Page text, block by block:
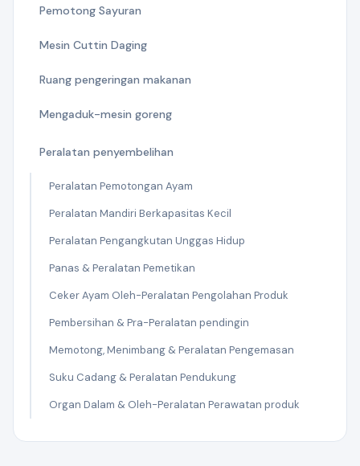
Pemotong Sayuran
Mesin Cuttin Daging
Ruang pengeringan makanan
Mengaduk-mesin goreng
Peralatan penyembelihan
Peralatan Pemotongan Ayam
Peralatan Mandiri Berkapasitas Kecil
Peralatan Pengangkutan Unggas Hidup
Panas & Peralatan Pemetikan
Ceker Ayam Oleh-Peralatan Pengolahan Produk
Pembersihan & Pra-Peralatan pendingin
Memotong, Menimbang & Peralatan Pengemasan
Suku Cadang & Peralatan Pendukung
Organ Dalam & Oleh-Peralatan Perawatan produk